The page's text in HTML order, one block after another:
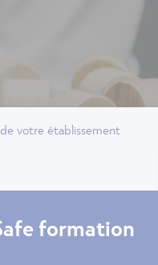
votre établissement
formation